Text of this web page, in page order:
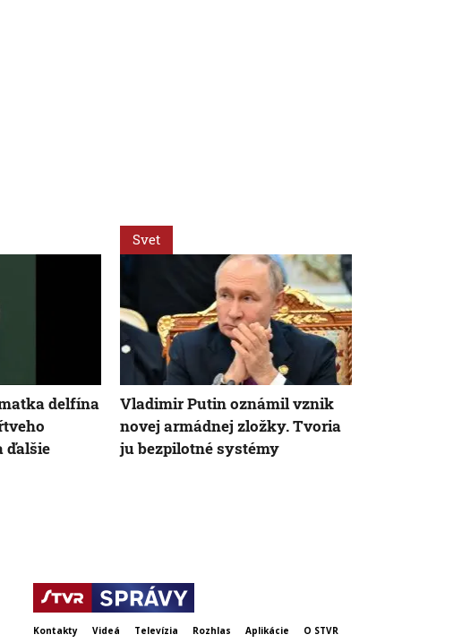
delfína
ďalšie
Svet
Vladimir Putin oznámil vznik
novej armádnej zložky. Tvoria
ju bezpilotné systémy
Kontakty Videá Televízia Rozhlas Aplikácie O STVR